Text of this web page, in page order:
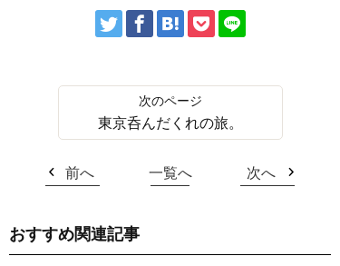
東京呑んだくれの旅。
前へ 一覧へ 次へ
おすすめ関連記事